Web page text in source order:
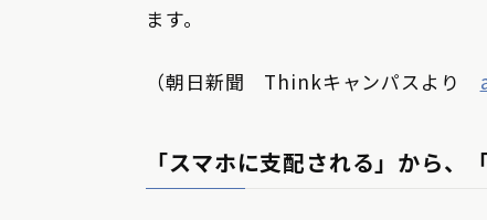
ます。
（朝日新聞 Thinkキャンパスより
「スマホに支配される」から、